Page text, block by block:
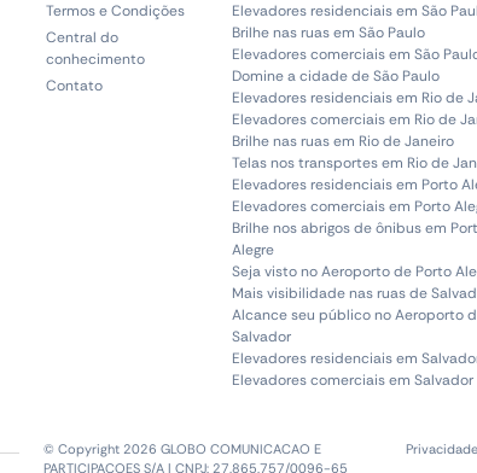
Termos e Condições
Central do
conhecimento
Contato
Elevadores residenciais em São
Brilhe nas ruas em São Paulo
Elevadores comerciais em São
Domine a cidade de São Paulo
Elevadores residenciais em Rio de
Elevadores comerciais em Rio de
Brilhe nas ruas em Rio de Janeiro
Telas nos transportes em Rio de
Elevadores residenciais em Porto
Elevadores comerciais em Porto
Brilhe nos abrigos de ônibus em
Alegre
Seja visto no Aeroporto de Porto
Mais visibilidade nas ruas de
Alcance seu público no Aeroporto
Salvador
Elevadores residenciais em
Elevadores comerciais em Salvador
© Copyright 2026 GLOBO COMUNICACAO E
PARTICIPACOES S/A | CNPJ: 27.865.757/0096-65
Privacidade